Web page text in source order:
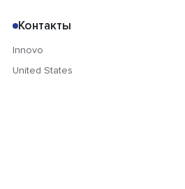
Контакты
Innovo
United States